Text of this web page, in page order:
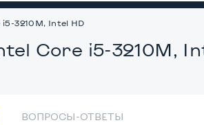
3210M, Intel HD
Core i5-3210M,
ВОПРОСЫ-ОТВЕТЫ